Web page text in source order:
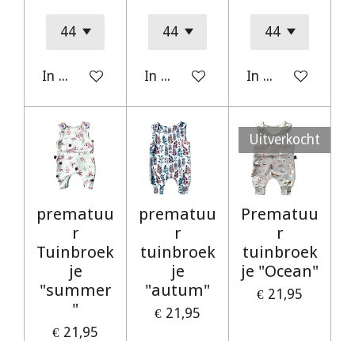
In winkelwagen In winkelwagen In winkelwagen
prematuu
r
Tuinbroek
je
"summer
"
€ 21,95
prematuu
r
tuinbroek
je
"autum"
€ 21,95
Uitverkocht
Prematuu
r
tuinbroek
je "Ocean"
€ 21,95